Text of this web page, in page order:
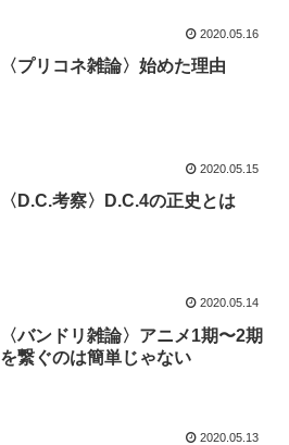
2020.05.16
〈プリコネ雑論〉始めた理由
2020.05.15
〈D.C.考察〉D.C.4の正史とは
2020.05.14
〈バンドリ雑論〉アニメ1期〜2期
を繋ぐのは簡単じゃない
2020.05.13